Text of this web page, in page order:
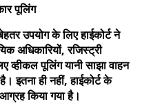
पूलिंग
उपयोग के लिए हाईकोर्ट ने
अधिकारियों, रजिस्ट्री
व्हीकल पूलिंग यानी साझा वाहन
इतना ही नहीं, हाईकोर्ट के
किया गया है।